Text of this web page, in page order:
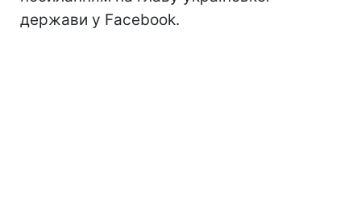
держави у Facebook.